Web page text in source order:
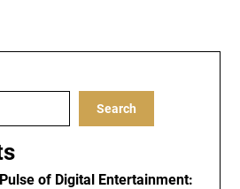
Search
of Digital Entertainment: